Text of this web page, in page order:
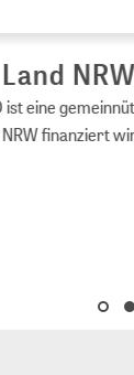
ist eine
finanziert